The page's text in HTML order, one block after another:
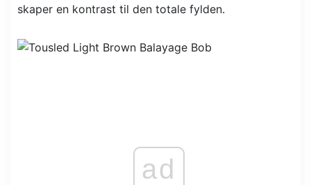
skaper en kontrast til den totale fylden.
ad